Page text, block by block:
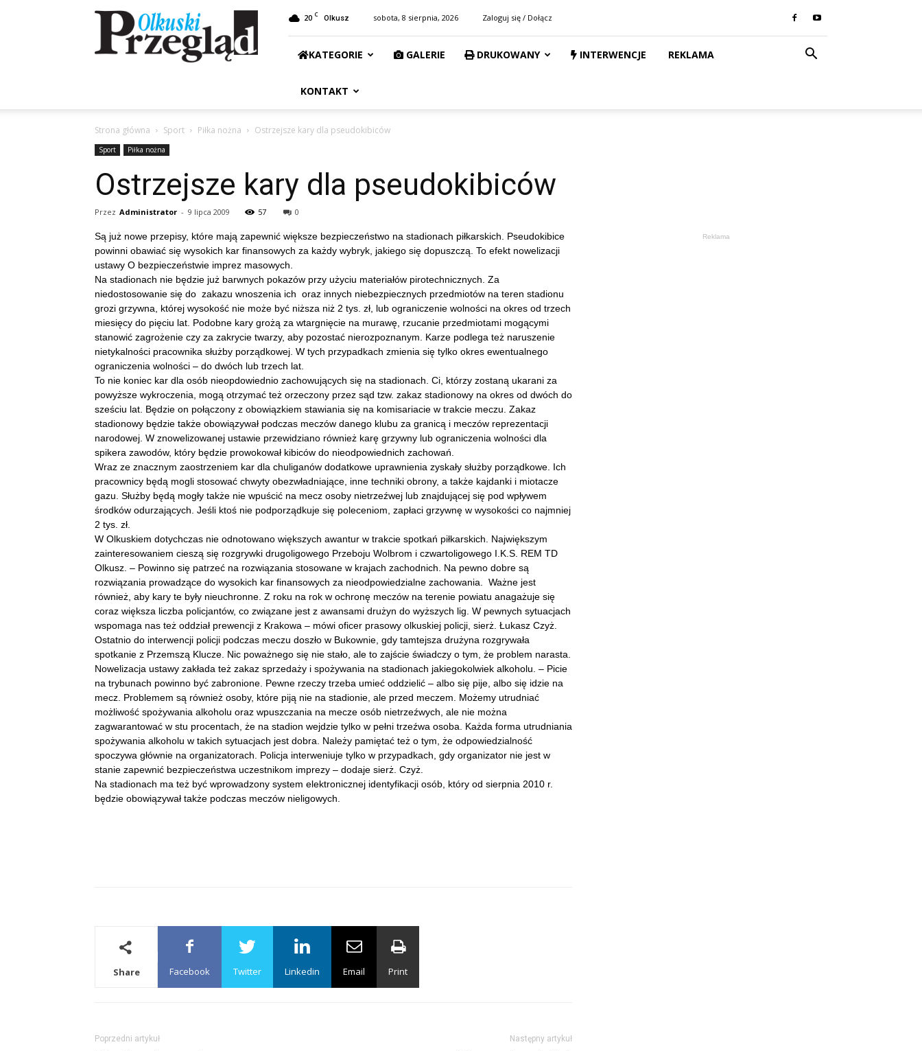
Przegląd
Olkuski
20 C Olkusz sobota, 8 sierpnia, 2026 Zaloguj się / Dołącz
KATEGORIE GALERIE DRUKOWANY INTERWENCJE REKLAMA
KONTAKT
Strona główna Sport Piłka nożna Ostrzejsze kary dla pseudokibiców
Sport Piłka nożna
Ostrzejsze kary dla pseudokibiców
Przez Administrator - 9 lipca 2009 57 0
Są już nowe przepisy, które mają zapewnić większe bezpieczeństwo na stadionach piłkarskich. Pseudokibice
powinni obawiać się wysokich kar finansowych za każdy wybryk, jakiego się dopuszczą. To efekt nowelizacji
ustawy O bezpieczeństwie imprez masowych.
Na stadionach nie będzie już barwnych pokazów przy użyciu materiałów pirotechnicznych. Za
niedostosowanie się do zakazu wnoszenia ich oraz innych niebezpiecznych przedmiotów na teren stadionu
grozi grzywna, której wysokość nie może być niższa niż 2 tys. zł, lub ograniczenie wolności na okres od trzech
miesięcy do pięciu lat. Podobne kary grożą za wtargnięcie na murawę, rzucanie przedmiotami mogącymi
stanowić zagrożenie czy za zakrycie twarzy, aby pozostać nierozpoznanym. Karze podlega też naruszenie
nietykalności pracownika służby porządkowej. W tych przypadkach zmienia się tylko okres ewentualnego
ograniczenia wolności – do dwóch lub trzech lat.
To nie koniec kar dla osób nieopdowiednio zachowujących się na stadionach. Ci, którzy zostaną ukarani za
powyższe wykroczenia, mogą otrzymać też orzeczony przez sąd tzw. zakaz stadionowy na okres od dwóch do
sześciu lat. Będzie on połączony z obowiązkiem stawiania się na komisariacie w trakcie meczu. Zakaz
stadionowy będzie także obowiązywał podczas meczów danego klubu za granicą i meczów reprezentacji
narodowej. W znowelizowanej ustawie przewidziano również karę grzywny lub ograniczenia wolności dla
spikera zawodów, który będzie prowokował kibiców do nieodpowiednich zachowań.
Wraz ze znacznym zaostrzeniem kar dla chuliganów dodatkowe uprawnienia zyskały służby porządkowe. Ich
pracownicy będą mogli stosować chwyty obezwładniające, inne techniki obrony, a także kajdanki i miotacze
gazu. Służby będą mogły także nie wpuścić na mecz osoby nietrzeźwej lub znajdującej się pod wpływem
środków odurzających. Jeśli ktoś nie podporządkuje się poleceniom, zapłaci grzywnę w wysokości co najmniej
2 tys. zł.
W Olkuskiem dotychczas nie odnotowano większych awantur w trakcie spotkań piłkarskich. Największym
zainteresowaniem cieszą się rozgrywki drugoligowego Przeboju Wolbrom i czwartoligowego I.K.S. REM TD
Olkusz. – Powinno się patrzeć na rozwiązania stosowane w krajach zachodnich. Na pewno dobre są
rozwiązania prowadzące do wysokich kar finansowych za nieodpowiedzialne zachowania. Ważne jest
również, aby kary te były nieuchronne. Z roku na rok w ochronę meczów na terenie powiatu anagażuje się
coraz większa liczba policjantów, co związane jest z awansami drużyn do wyższych lig. W pewnych sytuacjach
wspomaga nas też oddział prewencji z Krakowa – mówi oficer prasowy olkuskiej policji, sierż. Łukasz Czyż.
Ostatnio do interwencji policji podczas meczu doszło w Bukownie, gdy tamtejsza drużyna rozgrywała
spotkanie z Przemszą Klucze. Nic poważnego się nie stało, ale to zajście świadczy o tym, że problem narasta.
Nowelizacja ustawy zakłada też zakaz sprzedaży i spożywania na stadionach jakiegokolwiek alkoholu. – Picie
na trybunach powinno być zabronione. Pewne rzeczy trzeba umieć oddzielić – albo się pije, albo się idzie na
mecz. Problemem są również osoby, które piją nie na stadionie, ale przed meczem. Możemy utrudniać
możliwość spożywania alkoholu oraz wpuszczania na mecze osób nietrzeźwych, ale nie można
zagwarantować w stu procentach, że na stadion wejdzie tylko w pełni trzeźwa osoba. Każda forma utrudniania
spożywania alkoholu w takich sytuacjach jest dobra. Należy pamiętać też o tym, że odpowiedzialność
spoczywa głównie na organizatorach. Policja interweniuje tylko w przypadkach, gdy organizator nie jest w
stanie zapewnić bezpieczeństwa uczestnikom imprezy – dodaje sierż. Czyż.
Na stadionach ma też być wprowadzony system elektronicznej identyfikacji osób, który od sierpnia 2010 r.
będzie obowiązywał także podczas meczów nieligowych.
Share Facebook Twitter Linkedin Email Print
Poprzedni artykuł Następny artykuł
Reklama